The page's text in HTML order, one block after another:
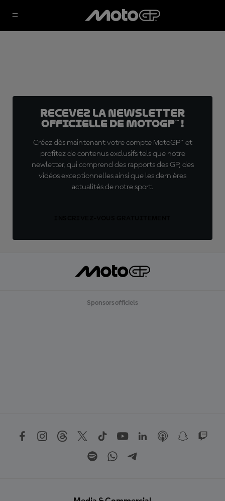
Recevez la Newsletter
officielle de MotoGP™ !
Créez dès maintenant votre compte MotoGP™ et
profitez de contenus exclusifs tels que notre
newletter, qui comprend des rapports des GP, des
vidéos exceptionnelles ainsi que les dernières
actualités de notre sport.
Sponsors officiels